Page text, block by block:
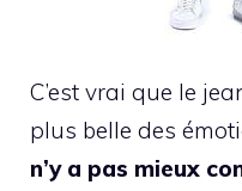
C’est vrai que le
plus belle des
n’y a pas mieux